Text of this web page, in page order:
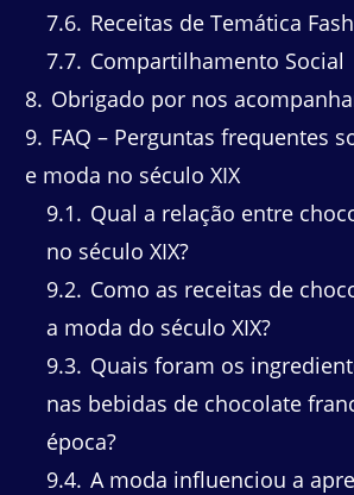
7.6 Receitas de Temática
7.7 Compartilhamento Social
8 Obrigado por nos
9 FAQ – Perguntas frequentes
e moda no século XIX
9.1
Qual a relação entre
no século XIX?
9.2 Como as receitas de
a moda do século XIX?
9.3 Quais foram os
nas bebidas de chocolate
época?
9.4 A moda influenciou a